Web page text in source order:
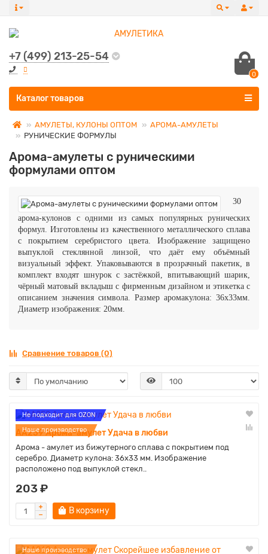
+7 (499) 213-25-54
0
Все категории
Каталог товаров
АМУЛЕТЫ, КУЛОНЫ ОПТОМ
АРОМА-АМУЛЕТЫ
РУНИЧЕСКИЕ ФОРМУЛЫ
Арома-амулеты с руническими
формулами оптом
30
арома-кулонов с одними из самых популярных рунических
формул. Изготовлены из качественного металлического сплава
с покрытием серебристого цвета. Изображение защищено
выпуклой стеклянной линзой, что даёт ему объёмный
визуальный эффект. Упаковываются в прозрачный пакетик, в
комплект входят шнурок с застёжкой, впитывающий шарик,
чёрный матовый вкладыш с фирменным дизайном и этикетка с
описанием значения символа. Размер аромакулона: 36x33мм.
Диаметр изображения: 20мм.
Сравнение товаров (0)
Не подходит для OZON
Наше производство
AA259 Арома-амулет Удача в любви
Арома - амулет из бижутерного сплава с покрытием под
серебро. Диаметр кулона: 36х33 мм. Изображение
расположено под выпуклой стекл..
203 ₽
В корзину
Наше производство